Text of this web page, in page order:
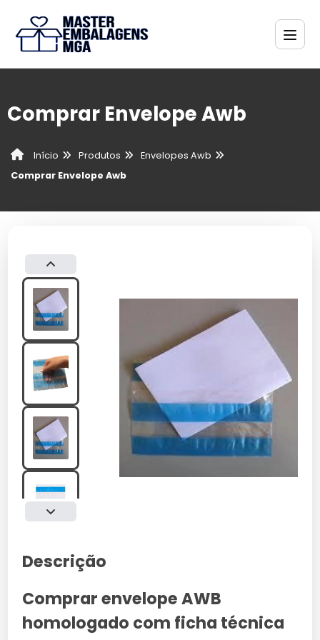
Comprar Envelope Awb
Início Produtos
Envelopes Awb
Comprar Envelope Awb
Descrição
Comprar envelope AWB
homologado com ficha técnica